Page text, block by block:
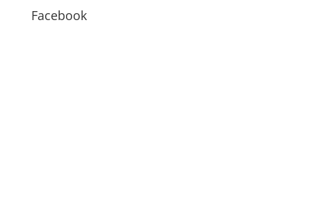
Facebook